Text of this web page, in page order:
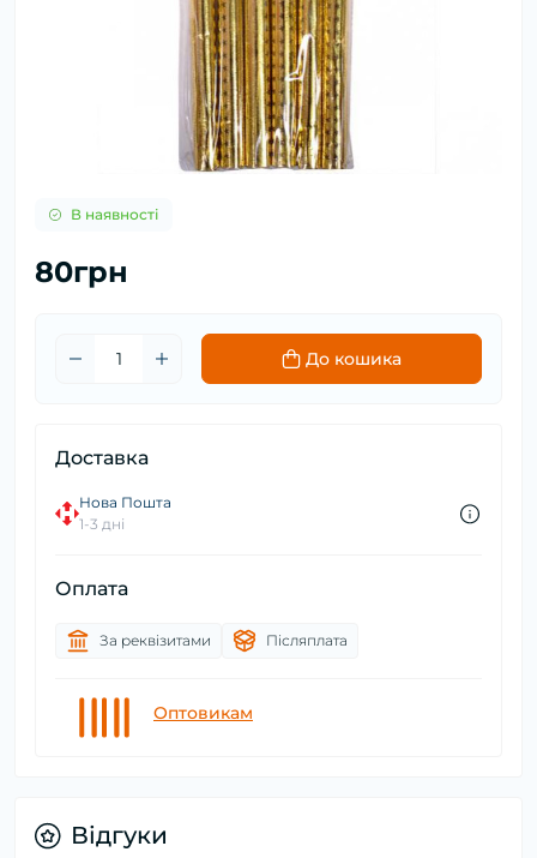
В наявності
80грн
До кошика
Доставка
Нова Пошта
1-3 дні
Оплата
За реквізитами Післяплата
Оптовикам
Відгуки